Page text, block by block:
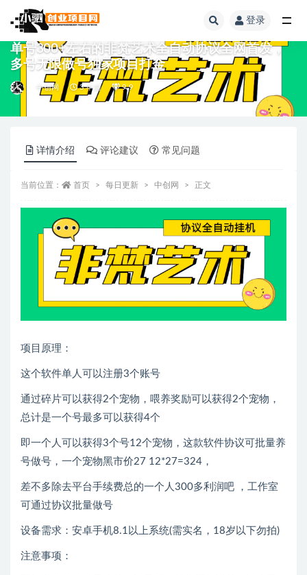
登录
单号300+左右的非梵艺术全自动协议全网首发，
多号无限做号独家项目打金
中创网 3 年前 9.9
详情介绍 评论建议 常见问题
当前位置： 首页 每日更新 中创网 正文
项目原理：
这个软件单人可以注册3个账号
通过碎片可以获得2个宠物，喂养奖励可以获得2个宠物，
总计是一个号最多可以获得4个
即一个人可以获得3个号12个宠物，这款软件协议可批量养
号做号，一个宠物黑市价27 12*27=324，
差不多除去平台手续费总的一个人300多利润吧 ，工作室
可通过协议批量做号
设备需求：安卓手机8.1以上系统(需实名，18岁以下勿拍)
注意事项：